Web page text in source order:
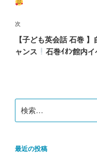
ゲ
ー
シ
次
の
投
次
【子ども英会話 石巻
ャンス
石巻ｲｵﾝ館内
索:
最近の投稿